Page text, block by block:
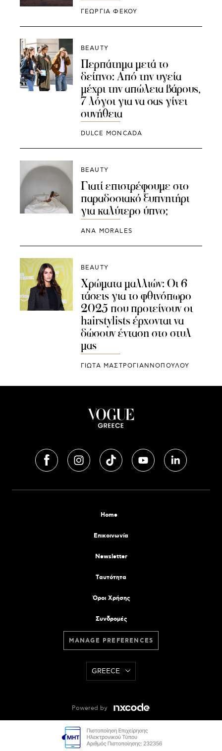
ΓΕΩΡΓΙΑ ΦΕΚΟΥ
BEAUTY
Περπάτημα μετά το
δείπνο: Από την υγεία
μέχρι την απώλεια βάρους,
7 λόγοι για να σας γίνει
συνήθεια
DULCE MONCADA
BEAUTY
Γιατί επιστρέφουμε στο
παραδοσιακό ξυπνητήρι
για καλύτερο ύπνο;
ANA MORALES
BEAUTY
Χρώματα μαλλιών: Οι 6
τάσεις για το φθινόπωρο
2025 που προτείνουν οι
hairstylists έρχονται να
δώσουν ένταση στο στυλ
μας
ΓΙΩΤΑ ΜΑΣΤΡΟΓΙΑΝΝΟΠΟΥΛΟΥ
Home
Επικοινωνία
Newsletter
Tαυτότητα
Όροι Χρήσης
Συνδρομές
MANAGE PREFERENCES
GREECE
Powered by